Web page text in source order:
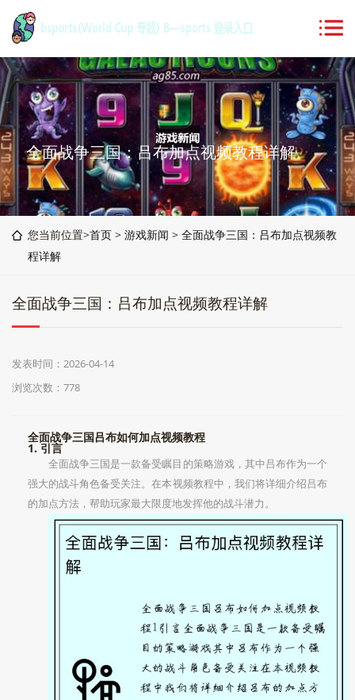
全面战争三国：吕布加点视频教程详解
您当前位置>首页 > 游戏新闻 > 全面战争三国：吕布加点视频教
程详解
全面战争三国：吕布加点视频教程详解
发表时间：2026-04-14
浏览次数：778
全面战争三国吕布如何加点视频教程
1. 引言
全面战争三国是一款备受瞩目的策略游戏，其中吕布作为一个
强大的战斗角色备受关注。在本视频教程中，我们将详细介绍吕布
的加点方法，帮助玩家最大限度地发挥他的战斗潜力。